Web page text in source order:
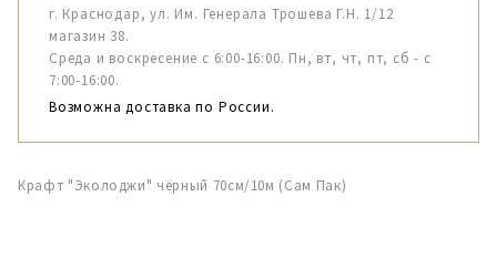
г. Краснодар, ул. Им. Генерала Трошева Г.Н. 1/12
магазин 38.
Среда и воскресение с 6:00-16:00. Пн, вт, чт, пт, сб - с
7:00-16:00.
Возможна доставка по России.
Крафт "Эколоджи" чёрный 70см/10м (Сам Пак)